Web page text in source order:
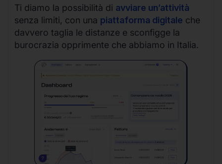
Ti diamo la possibilità di avviare un’attività
senza limiti, con una piattaforma digitale che
davvero taglia le distanze e sconfigge la
burocrazia opprimente che abbiamo in Italia.